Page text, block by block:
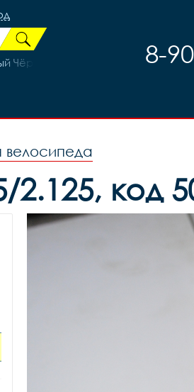
Чёрный/Красный 8-
велосипеда
код